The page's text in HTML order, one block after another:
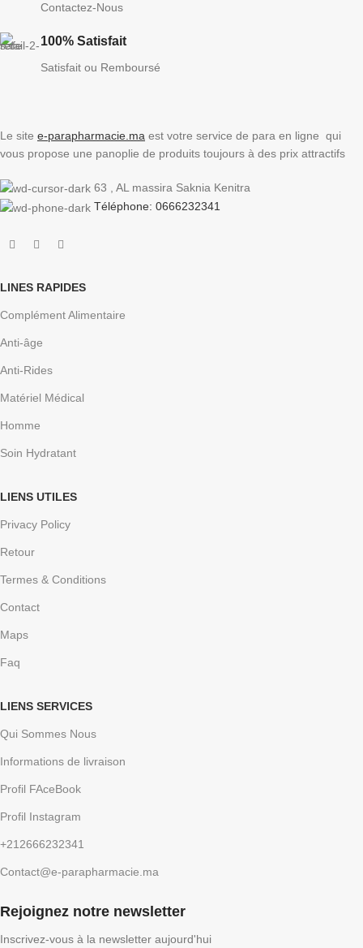
Contactez-Nous
100% Satisfait
Satisfait ou Remboursé
Le site e-parapharmacie.ma est votre service de para en ligne qui
vous propose une panoplie de produits toujours à des prix attractifs
63 , AL massira Saknia Kenitra
Téléphone: 0666232341
LINES RAPIDES
Complément Alimentaire
Anti-âge
Anti-Rides
Matériel Médical
Homme
Soin Hydratant
LIENS UTILES
Privacy Policy
Retour
Termes & Conditions
Contact
Maps
Faq
LIENS SERVICES
Qui Sommes Nous
Informations de livraison
Profil FAceBook
Profil Instagram
+212666232341
Contact@e-parapharmacie.ma
Rejoignez notre newsletter
Inscrivez-vous à la newsletter aujourd'hui